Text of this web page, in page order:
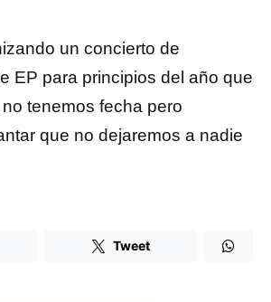
un concierto de
EP para principios del año que
tenemos fecha pero
que no dejaremos a nadie
Tweet